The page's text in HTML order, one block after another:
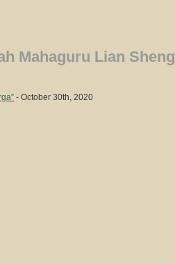
Mahaguru Lian Sheng
- October 30th, 2020